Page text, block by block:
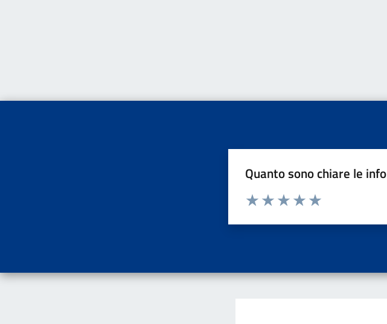
Quanto sono chiare le
Valuta da 1 a 5 stelle la pagina